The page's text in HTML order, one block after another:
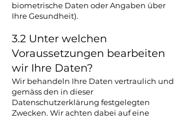
biometrische Daten oder Angaben über
Ihre Gesundheit).
3.2 Unter welchen
Voraussetzungen bearbeiten
wir Ihre Daten?
Wir behandeln Ihre Daten vertraulich und
gemäss den in dieser
Datenschutzerklärung festgelegten
Zwecken. Wir achten dabei auf eine